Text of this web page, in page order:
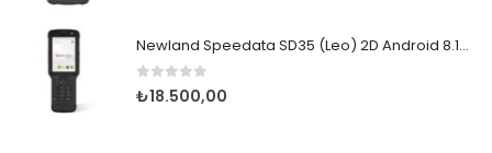
Newland Speedata SD35 (Leo) 2D Android 8.1 Wifi BT
0 5 üzerinden
₺18.500,00